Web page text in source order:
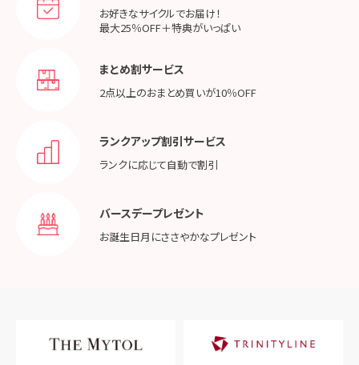
お好きなサイクルでお届け！
最大25％OFF＋特典がいっぱい
まとめ割サービス
2点以上のおまとめ買いが10％OFF
ランクアップ割引サービス
ランクに応じて自動で割引
バースデープレゼント
お誕生日月にささやかなプレゼント